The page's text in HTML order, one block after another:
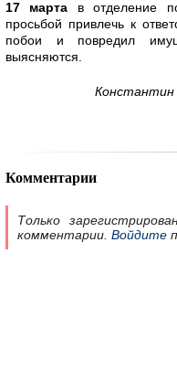
17 марта в отделение
просьбой привлечь к
побои и повредил
выясняются.
Константин
Комментарии
Только
комментарии. Войдите